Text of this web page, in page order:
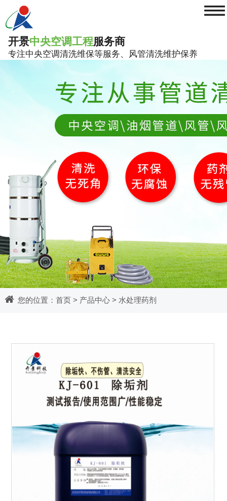
开景中央空调工程服务商
专注中央空调清洗维保等服务、风管清洗维护保养
≡
您的位置： 首页> 产品中心 > 水处理药剂